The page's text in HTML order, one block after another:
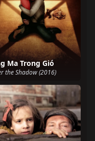
Ma Trong Gió
the Shadow (2016)